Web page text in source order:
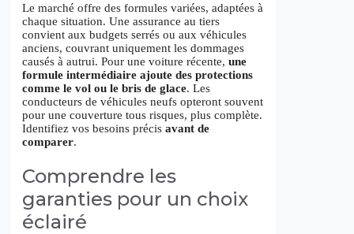
Le marché offre des formules variées, adaptées à
chaque situation. Une assurance au tiers
convient aux budgets serrés ou aux véhicules
anciens, couvrant uniquement les dommages
causés à autrui. Pour une voiture récente, une
formule intermédiaire ajoute des protections
comme le vol ou le bris de glace. Les
conducteurs de véhicules neufs opteront souvent
pour une couverture tous risques, plus complète.
Identifiez vos besoins précis avant de
comparer.
Comprendre les
garanties pour un choix
éclairé